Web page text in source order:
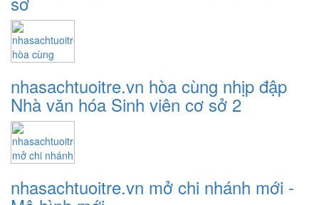
nhasachtuoitre.vn hòa cùng nhịp đập
Nhà văn hóa Sinh viên cơ sở 2
nhasachtuoitre.vn mở chi nhánh mới -